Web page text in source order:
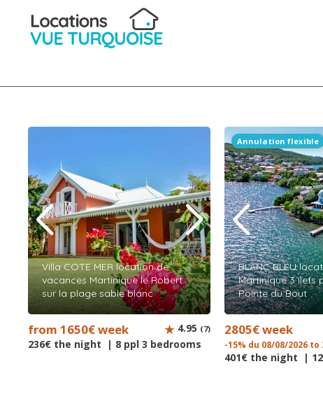
Villa COTE MER location de
vacances Martinique le Robert
sur la plage sable blanc
from 1650€ week
236€ the night | 8 ppl 3 bedrooms
4.95 (7)
Annulation flexible
BLANC BLEU
Martinique 3 ilets
Pointe du Bout
2805€ week
-15% du 08/08/2026 to
401€ the night |